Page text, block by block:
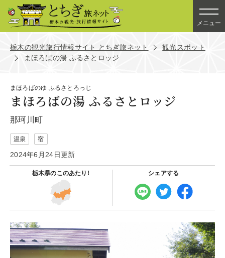
メニュー
栃木の観光旅行情報サイト とちぎ旅ネット
観光スポット
まほろばの湯 ふるさとロッジ
まほろばのゆ ふるさとろっじ
まほろばの湯 ふるさとロッジ
那珂川町
温泉 宿
2024年6月24日更新
栃木県のこのあたり! シェアする